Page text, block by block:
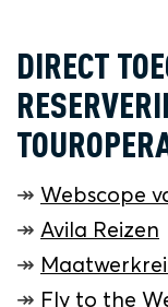
DIRECT
↠ Webscope
↠ Avila Reizen
↠
↠ Fly to the